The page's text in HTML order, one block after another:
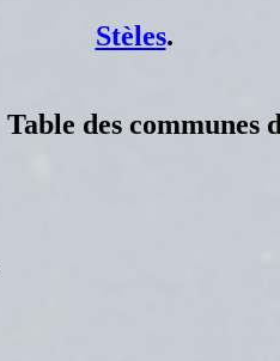
Stèles.
Table des communes